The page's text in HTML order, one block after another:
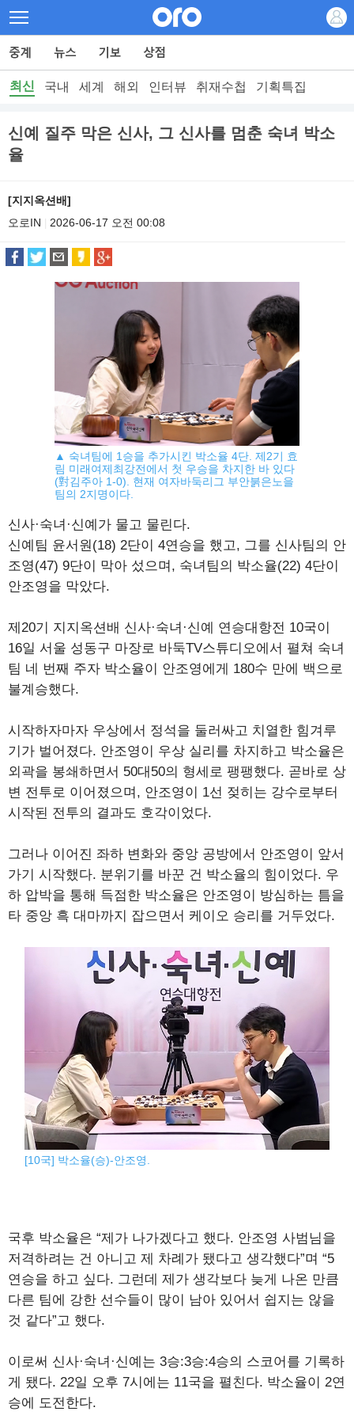
최신 국내 세계 해외 인터뷰 취재수첩 기획특집
신예 질주 막은 신사, 그 신사를 멈춘 숙녀 박소
율
[지지옥션배]
오로IN
2026-06-17 오전 00:08
▲ 숙녀팀에 1승을 추가시킨 박소율 4단. 제2기 효
림 미래여제최강전에서 첫 우승을 차지한 바 있다
(對김주아 1-0). 현재 여자바둑리그 부안붉은노을
팀의 2지명이다.
신사·숙녀·신예가 물고 물린다.
신예팀 윤서원(18) 2단이 4연승을 했고, 그를 신사팀의 안
조영(47) 9단이 막아 섰으며, 숙녀팀의 박소율(22) 4단이
안조영을 막았다.
제20기 지지옥션배 신사·숙녀·신예 연승대항전 10국이
16일 서울 성동구 마장로 바둑TV스튜디오에서 펼쳐 숙녀
팀 네 번째 주자 박소율이 안조영에게 180수 만에 백으로
불계승했다.
시작하자마자 우상에서 정석을 둘러싸고 치열한 힘겨루
기가 벌어졌다. 안조영이 우상 실리를 차지하고 박소율은
외곽을 봉쇄하면서 50대50의 형세로 팽팽했다. 곧바로 상
변 전투로 이어졌으며, 안조영이 1선 젖히는 강수로부터
시작된 전투의 결과도 호각이었다.
그러나 이어진 좌하 변화와 중앙 공방에서 안조영이 앞서
가기 시작했다. 분위기를 바꾼 건 박소율의 힘이었다. 우
하 압박을 통해 득점한 박소율은 안조영이 방심하는 틈을
타 중앙 흑 대마까지 잡으면서 케이오 승리를 거두었다.
[10국] 박소율(승)-안조영.
국후 박소율은 “제가 나가겠다고 했다. 안조영 사범님을
저격하려는 건 아니고 제 차례가 됐다고 생각했다”며 “5
연승을 하고 싶다. 그런데 제가 생각보다 늦게 나온 만큼
다른 팀에 강한 선수들이 많이 남아 있어서 쉽지는 않을
것 같다”고 했다.
이로써 신사·숙녀·신예는 3승:3승:4승의 스코어를 기록하
게 됐다. 22일 오후 7시에는 11국을 펼친다. 박소율이 2연
승에 도전한다.